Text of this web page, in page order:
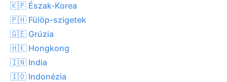
🇰🇵 Észak-Korea
🇵🇭 Fülöp-szigetek
🇬🇪 Grúzia
🇭🇰 Hongkong
🇮🇳 India
🇮🇩 Indonézia